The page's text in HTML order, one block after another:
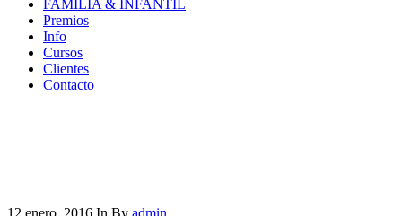
FAMILIA & INFANTIL
Premios
Info
Cursos
Clientes
Contacto
12 enero, 2016 In By admin